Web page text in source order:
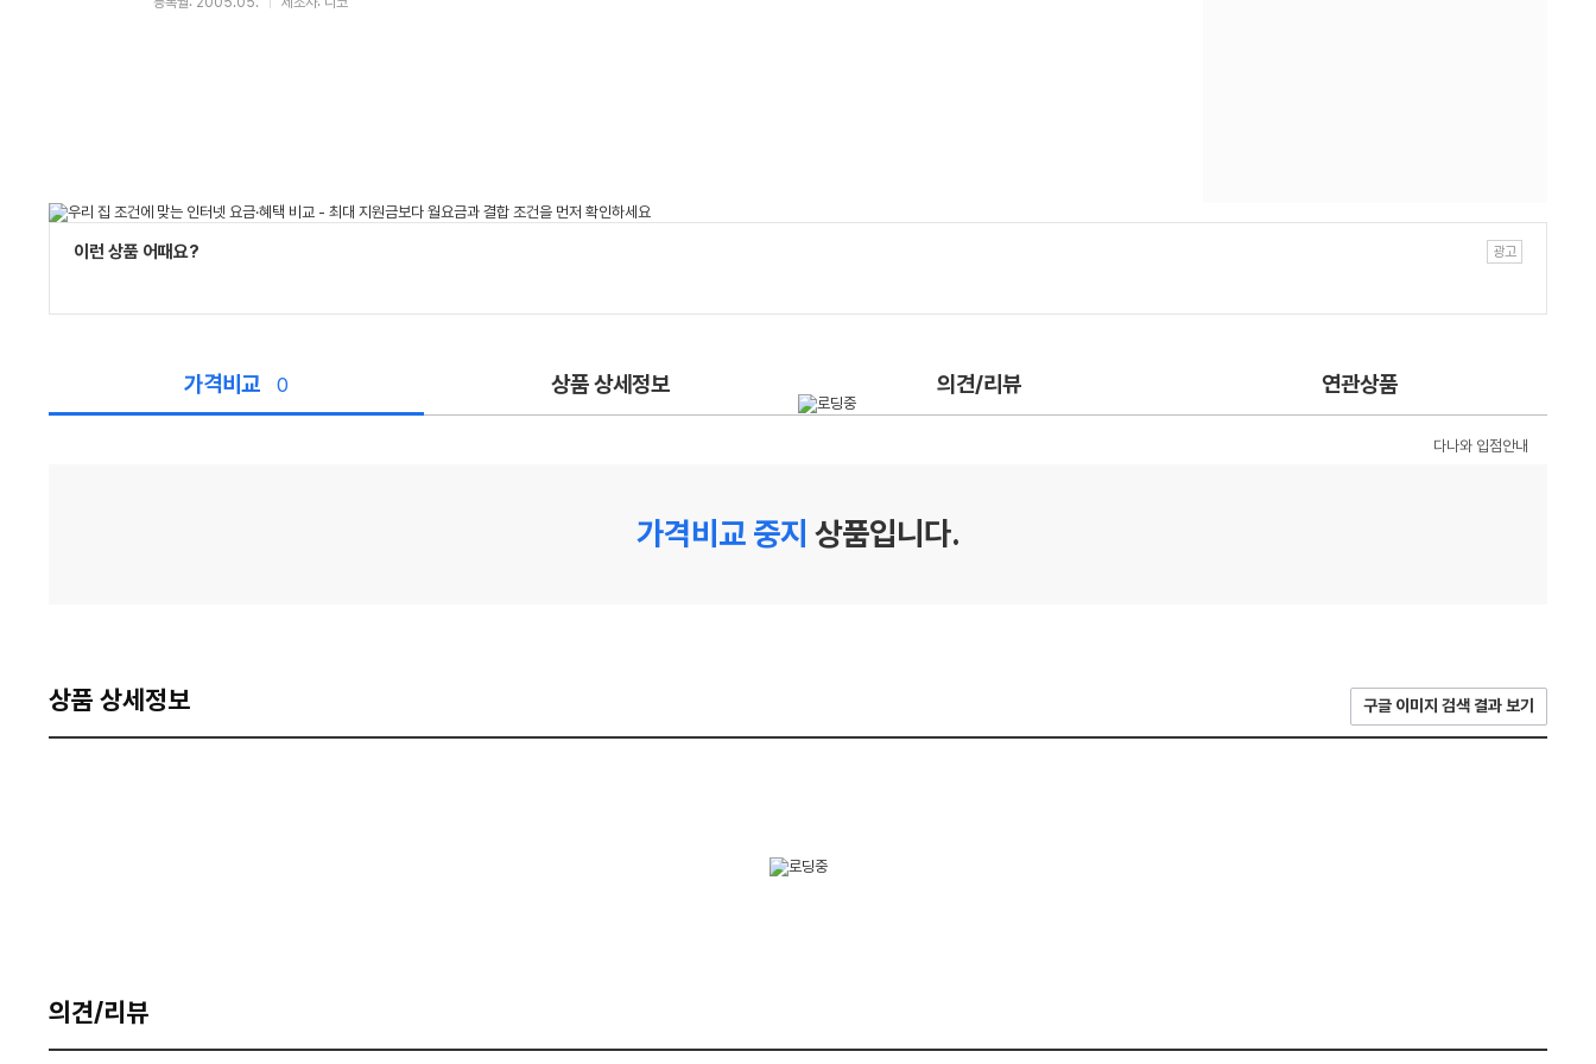
이런 상품 어때요?
가격비교 0 상품 상세정보 의견/리뷰 연관상품
다나와 입점안내
가격비교 중지 상품입니다.
상품 상세정보 구글 이미지 검색 결과 보기
의견/리뷰